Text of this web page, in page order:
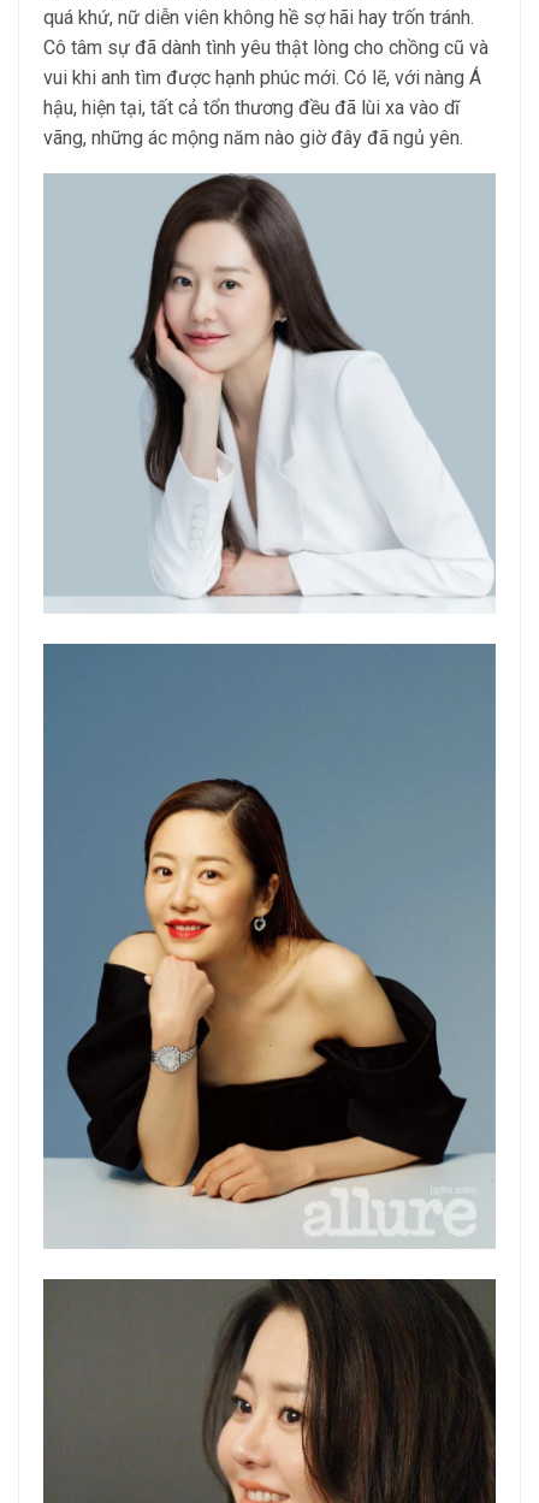
quá khứ, nữ diễn viên không hề sợ hãi hay trốn tránh.
Cô tâm sự đã dành tình yêu thật lòng cho chồng cũ và
vui khi anh tìm được hạnh phúc mới. Có lẽ, với nàng Á
hậu, hiện tại, tất cả tổn thương đều đã lùi xa vào dĩ
vãng, những ác mộng năm nào giờ đây đã ngủ yên.